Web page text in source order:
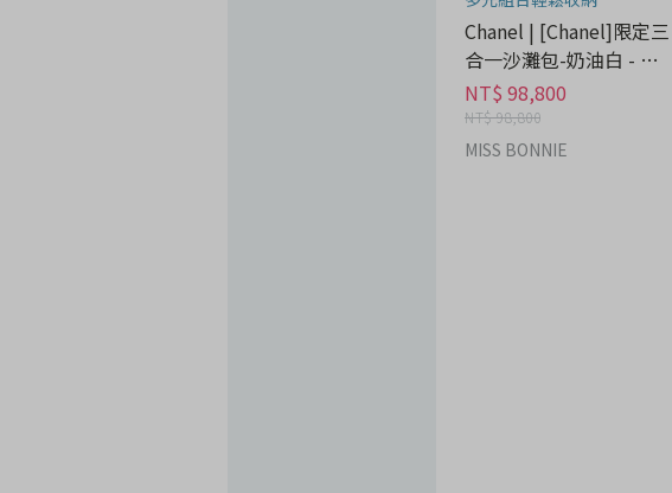
Chanel | [Chanel]限定三
合一沙灘包-奶油白 - 精
品時尚分期
NT$ 98,800
NT$ 98,800
MISS BONNIE